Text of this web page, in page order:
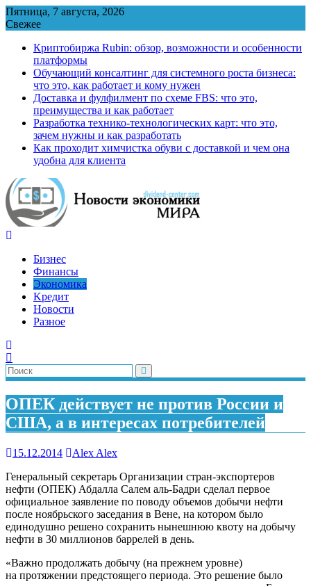
Перейти
к
Пятница, 7 августа, 2026
Свежее
Криптобиржа Rubin: обзор, возможности и особенности
платформы
Обучающий консалтинг для системного роста бизнеса:
что это, как работает и кому нужен
Доставка и фулфилмент по схеме FBS: что это,
преимущества и как работает
Разработка технико-технологических карт: что это,
зачем нужны и как разработать
Как проходит химчистка обуви с доставкой и чем она
удобна для клиента
Бизнес
Финансы
Экономика
Kредит
Новости
Разное
ОПЕК действует не против России и
США, а в интересах потребителей
15.12.2014
Alex Alex
Генеральный секретарь Организации стран-экспортеров
нефти (ОПЕК) Абдалла Салем аль-Бадри сделал первое
официальное заявление по поводу объемов добычи нефти
после ноябрьского заседания в Вене, на котором было
единодушно решено сохранить нынешнюю квоту на добычу
нефти в 30 миллионов баррелей в день.
«Важно продолжать добычу (на прежнем уровне)
на протяжении предстоящего периода. Это решение было